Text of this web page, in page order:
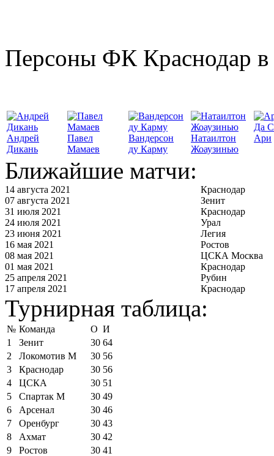
Персоны ФК Краснодар в
Андрей
Дикань
Павел
Мамаев
Вандерсон
ду Карму
Натаилтон
Жоаузинью
Да
Ари
Ближайшие матчи:
14 августа 2021
Краснодар
07 августа 2021
Зенит
31 июля 2021
Краснодар
24 июля 2021
Урал
23 июня 2021
Легия
16 мая 2021
Ростов
08 мая 2021
ЦСКА Москва
01 мая 2021
Краснодар
25 апреля 2021
Рубин
17 апреля 2021
Краснодар
Турнирная таблица:
№ Команда О И
1
Зенит 30 64
2
Локомотив М 30 56
3
Краснодар 30 56
4
ЦСКА 30 51
5
Спартак М 30 49
6
Арсенал 30 46
7
Оренбург 30 43
8
Ахмат 30 42
9
Ростов 30 41